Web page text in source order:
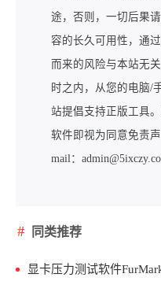
途，否则，一切后果
容的长久可用性，通
而来的风险与本站无
时之内，从您的电脑/
站提倡支持正版工具
软件即视为同意免责
mail：
同类推荐
显卡压力测试软件